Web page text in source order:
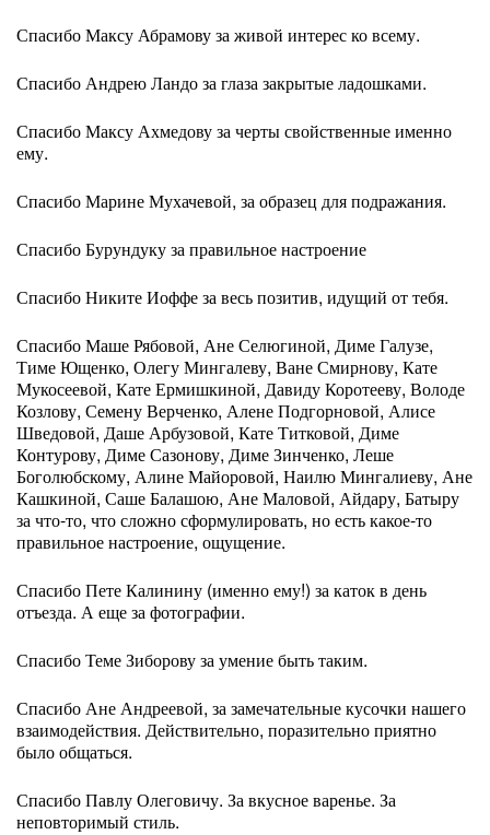
Спасибо Максу Абрамову за живой интерес ко всему.
Спасибо Андрею Ландо за глаза закрытые ладошками.
Спасибо Максу Ахмедову за черты свойственные именно
ему.
Спасибо Марине Мухачевой, за образец для подражания.
Спасибо Бурундуку за правильное настроение
Спасибо Никите Иоффе за весь позитив, идущий от тебя.
Спасибо Маше Рябовой, Ане Селюгиной, Диме Галузе,
Тиме Ющенко, Олегу Мингалеву, Ване Смирнову, Кате
Мукосеевой, Кате Ермишкиной, Давиду Коротееву, Володе
Козлову, Семену Верченко, Алене Подгорновой, Алисе
Шведовой, Даше Арбузовой, Кате Титковой, Диме
Контурову, Диме Сазонову, Диме Зинченко, Леше
Боголюбскому, Алине Майоровой, Наилю Мингалиеву, Ане
Кашкиной, Саше Балашою, Ане Маловой, Айдару, Батыру
за что-то, что сложно сформулировать, но есть какое-то
правильное настроение, ощущение.
Спасибо Пете Калинину (именно ему!) за каток в день
отъезда. А еще за фотографии.
Спасибо Теме Зиборову за умение быть таким.
Спасибо Ане Андреевой, за замечательные кусочки нашего
взаимодействия. Действительно, поразительно приятно
было общаться.
Спасибо Павлу Олеговичу. За вкусное варенье. За
неповторимый стиль.